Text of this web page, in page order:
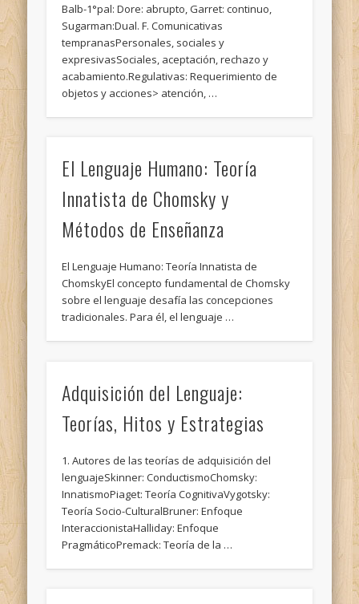
Balb-1°pal: Dore: abrupto, Garret: continuo,
Sugarman:Dual. F. Comunicativas
tempranasPersonales, sociales y
expresivasSociales, aceptación, rechazo y
acabamiento.Regulativas: Requerimiento de
objetos y acciones> atención, …
El Lenguaje Humano: Teoría
Innatista de Chomsky y
Métodos de Enseñanza
El Lenguaje Humano: Teoría Innatista de
ChomskyEl concepto fundamental de Chomsky
sobre el lenguaje desafía las concepciones
tradicionales. Para él, el lenguaje …
Adquisición del Lenguaje:
Teorías, Hitos y Estrategias
1. Autores de las teorías de adquisición del
lenguajeSkinner: ConductismoChomsky:
InnatismoPiaget: Teoría CognitivaVygotsky:
Teoría Socio-CulturalBruner: Enfoque
InteraccionistaHalliday: Enfoque
PragmáticoPremack: Teoría de la …